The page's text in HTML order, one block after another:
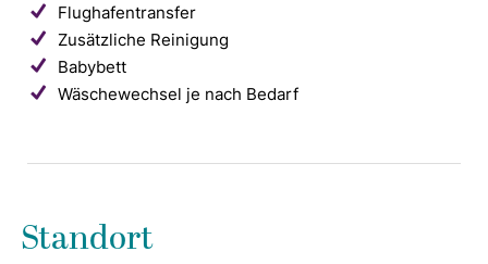
Flughafentransfer
Zusätzliche Reinigung
Babybett
Wäschewechsel je nach Bedarf
Standort